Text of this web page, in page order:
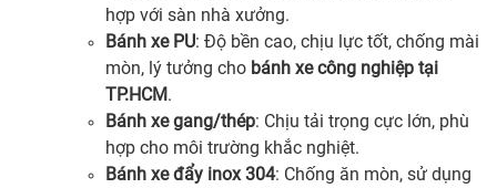
hợp với sàn nhà xưởng.
Bánh xe PU: Độ bền cao, chịu lực tốt, chống mài
mòn, lý tưởng cho bánh xe công nghiệp tại
TP.HCM.
Bánh xe gang/thép: Chịu tải trọng cực lớn, phù
hợp cho môi trường khắc nghiệt.
Bánh xe đẩy inox 304: Chống ăn mòn, sử dụng